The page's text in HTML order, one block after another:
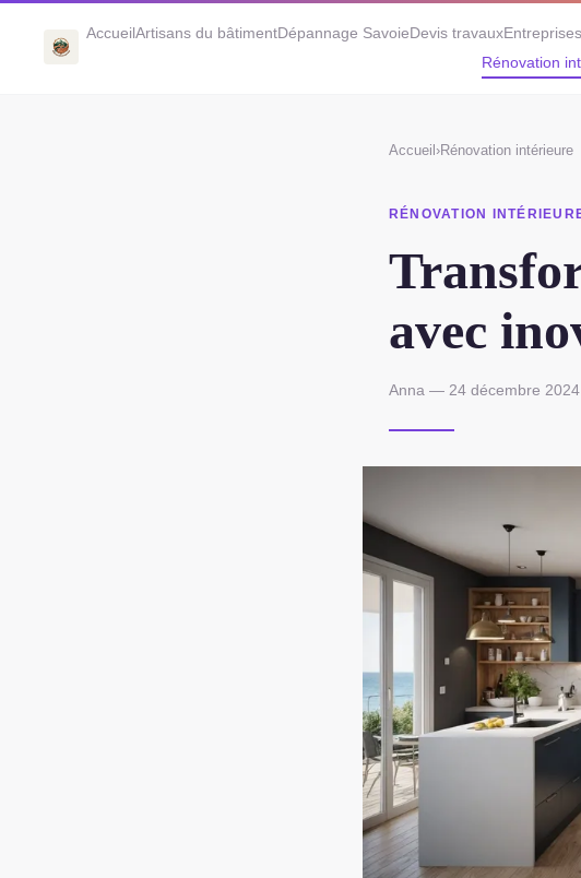
AccueilArtisans du bâtimentDépannage SavoieDevis travaux
Rénovation
Accueil ›Rénovation intérieure
RÉNOVATION
avec
Anna — 24 décembre